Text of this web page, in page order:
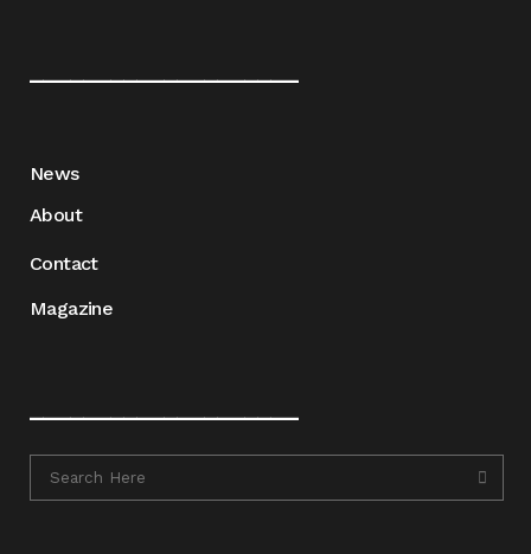
News
About
Contact
Magazine